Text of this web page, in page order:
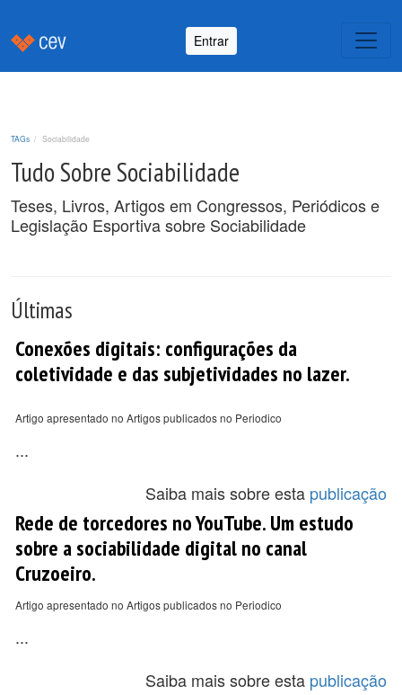
Entrar
TAGs Sociabilidade
Tudo Sobre Sociabilidade
Teses, Livros, Artigos em Congressos, Periódicos e
Legislação Esportiva sobre Sociabilidade
Últimas
Conexões digitais: configurações da
coletividade e das subjetividades no lazer.
Artigo apresentado no Artigos publicados no Periodico
...
Saiba mais sobre esta publicação
Rede de torcedores no YouTube. Um estudo
sobre a sociabilidade digital no canal
Cruzoeiro.
Artigo apresentado no Artigos publicados no Periodico
...
Saiba mais sobre esta publicação